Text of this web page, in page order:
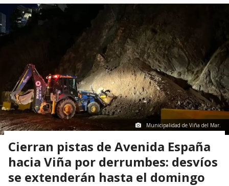
Municipalidad de Viña del Mar.
Cierran pistas de Avenida España
hacia Viña por derrumbes: desvíos
se extenderán hasta el domingo